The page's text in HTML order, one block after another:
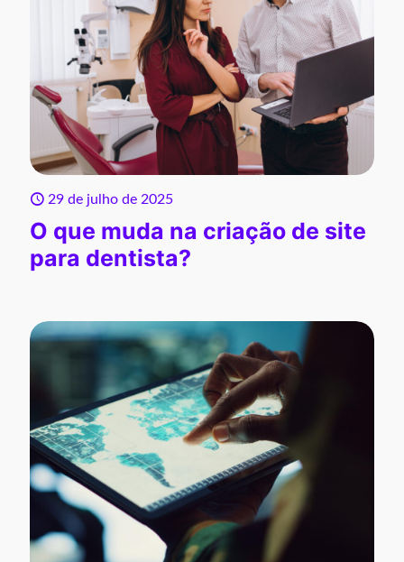
29 de julho de 2025
O que muda na criação de site
para dentista?